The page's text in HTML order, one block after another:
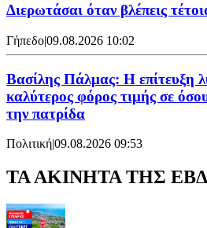
Διερωτάσαι όταν βλέπεις
Γήπεδο|09.08.2026 10:02
Βασίλης Πάλμας: Η επίτευξη
καλύτερος φόρος τιμής σε
την πατρίδα
Πολιτική|09.08.2026 09:53
ΤΑ ΑΚΙΝΗΤΑ ΤΗΣ